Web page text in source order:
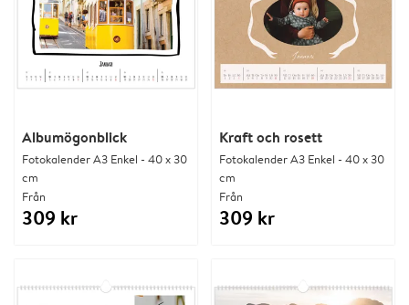
Albumögonblick
Fotokalender A3 Enkel - 40 x 30
cm
Från
309 kr
Kraft och rosett
Fotokalender A3 Enkel - 40 x 30
cm
Från
309 kr